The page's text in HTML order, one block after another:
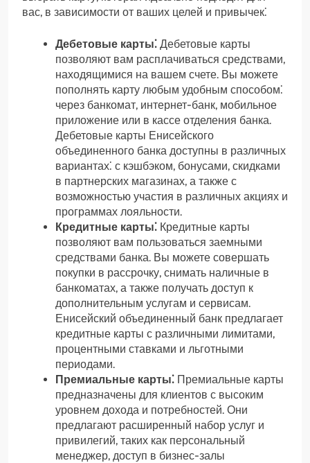
вас, в зависимости от ваших целей и привычек⁚
Дебетовые карты⁚ Дебетовые карты
позволяют вам расплачиваться средствами,
находящимися на вашем счете. Вы можете
пополнять карту любым удобным способом⁚
через банкомат, интернет-банк, мобильное
приложение или в кассе отделения банка.
Дебетовые карты Енисейского
объединенного банка доступны в различных
вариантах⁚ с кэшбэком, бонусами, скидками
в партнерских магазинах, а также с
возможностью участия в различных акциях и
программах лояльности.
Кредитные карты⁚ Кредитные карты
позволяют вам пользоваться заемными
средствами банка. Вы можете совершать
покупки в рассрочку, снимать наличные в
банкоматах, а также получать доступ к
дополнительным услугам и сервисам.
Енисейский объединенный банк предлагает
кредитные карты с различными лимитами,
процентными ставками и льготными
периодами.
Премиальные карты⁚ Премиальные карты
предназначены для клиентов с высоким
уровнем дохода и потребностей. Они
предлагают расширенный набор услуг и
привилегий, таких как персональный
менеджер, доступ в бизнес-залы